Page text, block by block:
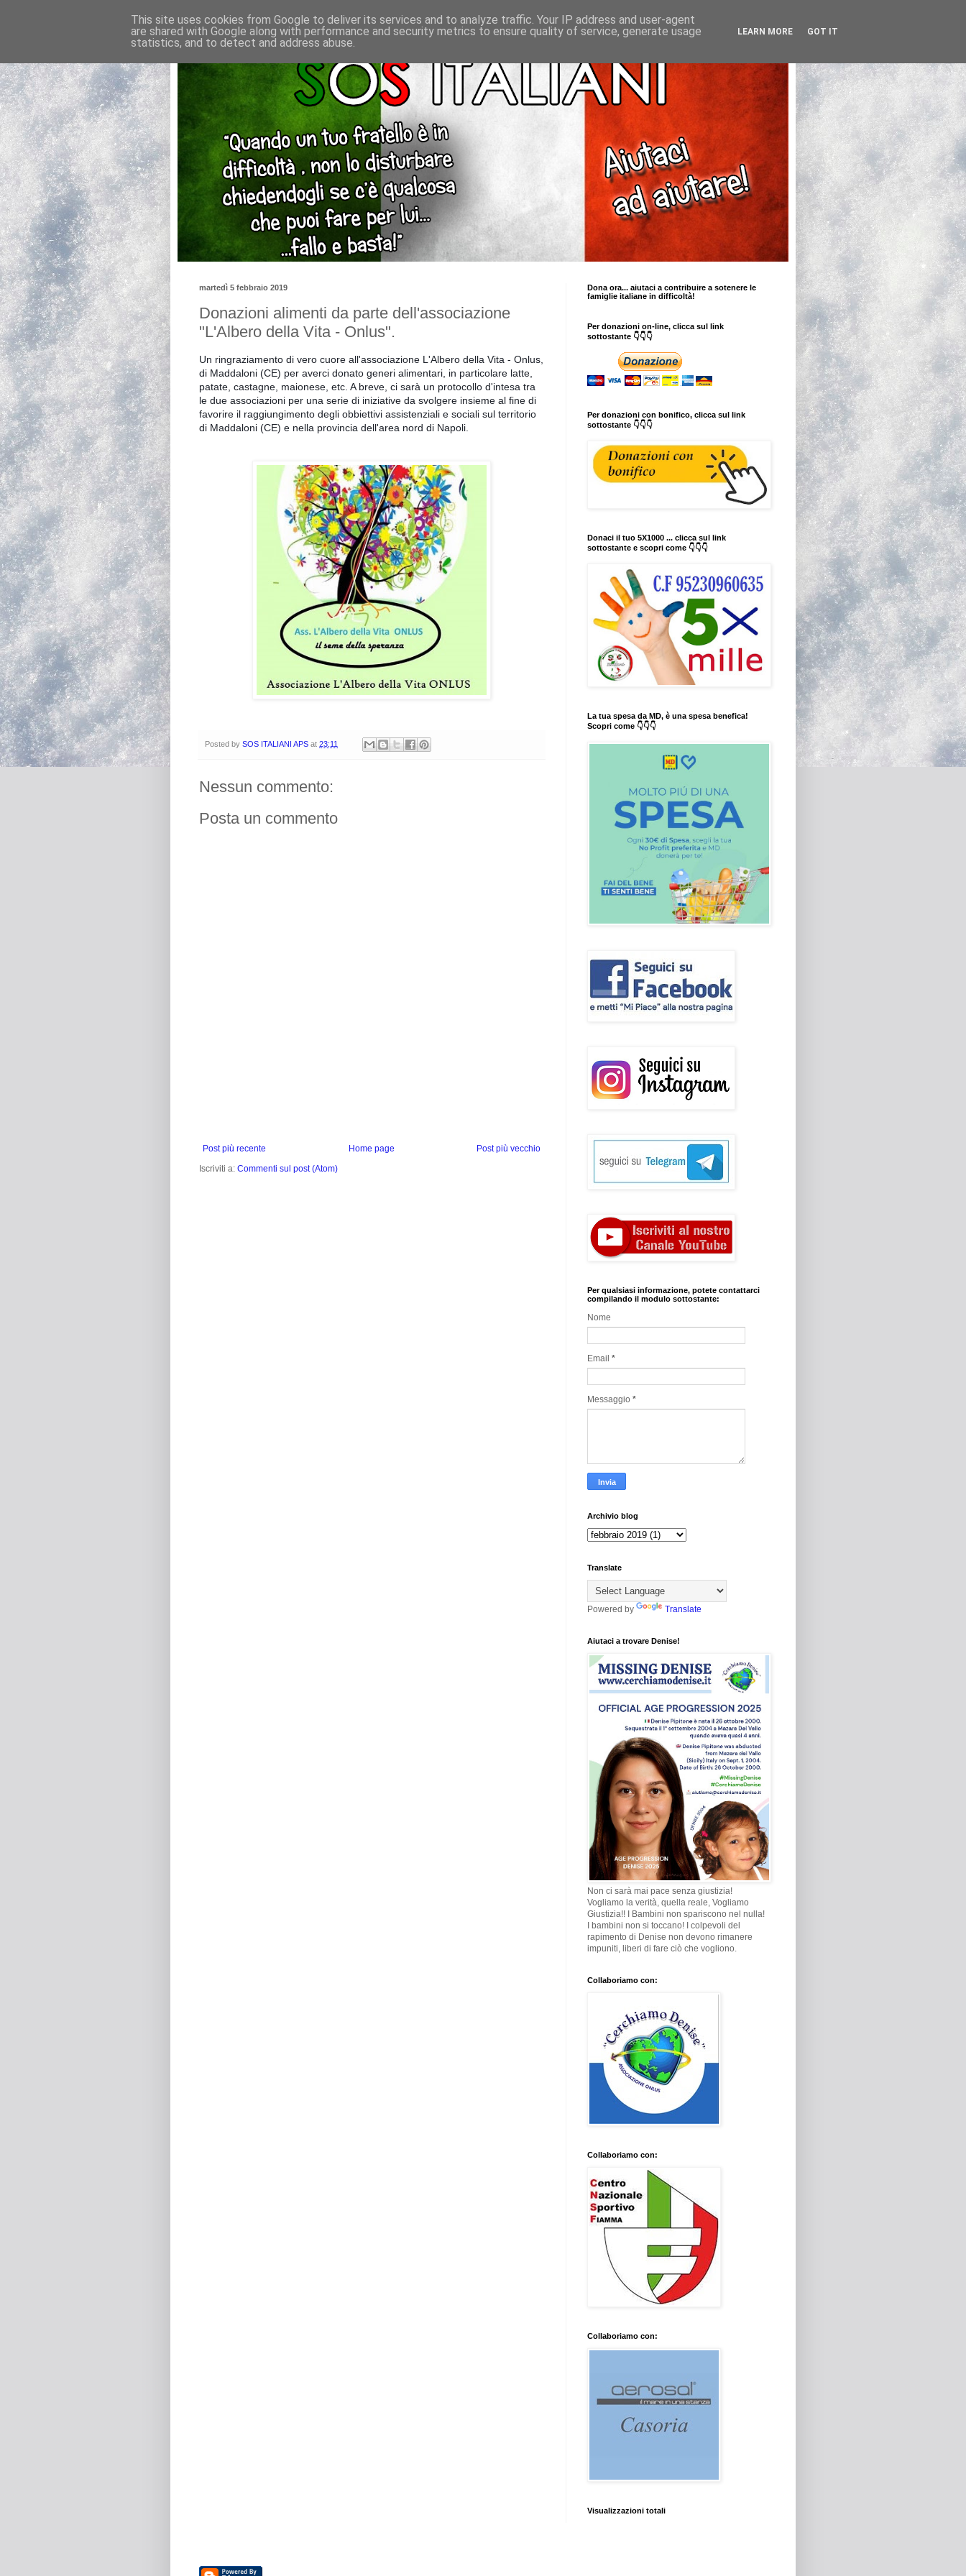
martedì 5 febbraio 2019
Donazioni alimenti da parte dell'associazione
"L'Albero della Vita - Onlus".
Un ringraziamento di vero cuore all'associazione L'Albero della Vita - Onlus,
di Maddaloni (CE) per averci donato generi alimentari , in particolare latte,
patate, castagne, maionese, etc. A breve, ci sarà un protocollo d'intesa tra
le due associazioni per una serie di iniziative da svolgere insieme al fine di
favorire il raggiungimento degli obbiettivi assistenziali e sociali sul territorio
di Maddaloni (CE) e nella provincia dell'area nord di Napoli.
Posted by SOS ITALIANI APS at 23:11
Nessun commento:
Posta un commento
Post più recente Post più vecchio
Home page
Iscriviti a: Commenti sul post (Atom)
Dona ora... aiutaci a contribuire a sotenere le
famiglie italiane in difficoltà!
Per donazioni on-line, clicca sul link
sottostante 👇👇👇
Per donazioni con bonifico, clicca sul link
sottostante 👇👇👇
Donaci il tuo 5X1000 ... clicca sul link
sottostante e scopri come 👇👇👇
La tua spesa da MD, è una spesa benefica!
Scopri come 👇👇👇
Per qualsiasi informazione, potete contattarci
compilando il modulo sottostante:
Nome
Email *
Messaggio *
Archivio blog
Translate
Powered by Translate
Aiutaci a trovare Denise!
Non ci sarà mai pace senza giustizia!
Vogliamo la verità, quella reale, Vogliamo
Giustizia!! I Bambini non spariscono nel nulla!
I bambini non si toccano! I colpevoli del
rapimento di Denise non devono rimanere
impuniti, liberi di fare ciò che vogliono.
Collaboriamo con:
Collaboriamo con:
Collaboriamo con:
Visualizzazioni totali
This site uses cookies from Google to deliver its services and to analyze traffic. Your IP address and user-agent
are shared with Google along with performance and security metrics to ensure quality of service, generate usage
statistics, and to detect and address abuse.
LEARN MORE GOT IT